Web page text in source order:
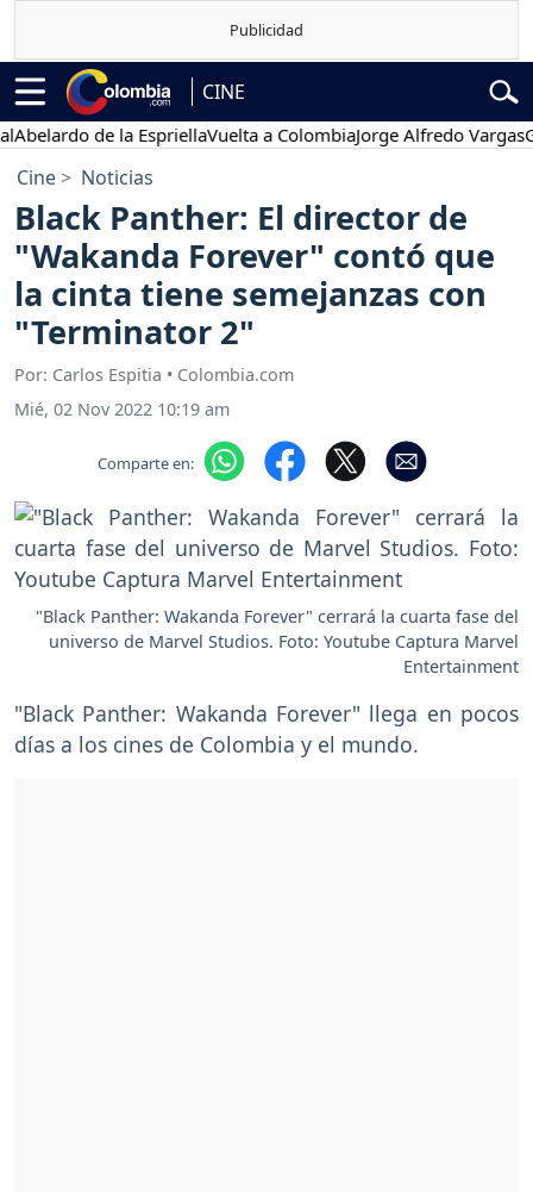
CINE
de la EspriellaVuelta a ColombiaJorge Alfredo Vargas
Cine Noticias
Black Panther: El director de
"Wakanda Forever" contó que
la cinta tiene semejanzas con
"Terminator 2"
Por: Carlos Espitia • Colombia.com
Mié, 02 Nov 2022 10:19 am
Comparte en:
"Black Panther: Wakanda Forever" cerrará la cuarta fase del
universo de Marvel Studios. Foto: Youtube Captura Marvel
Entertainment
"Black Panther: Wakanda Forever" llega en pocos
días a los cines de Colombia y el mundo.